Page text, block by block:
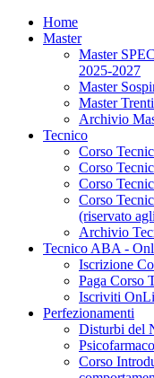
Home
Master
Master
2025-2027
Master
Master
Archivio
Tecnico
Corso
Corso
Corso
Corso
(riservato
Archivio
Tecnico ABA -
Iscrizione
Paga Corso
Iscriviti
Perfezionamenti
Disturbi del
Corso